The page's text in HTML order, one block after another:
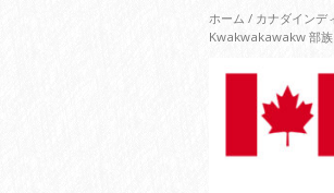
ホーム / カナダインデ
Kwakwakawakw 部